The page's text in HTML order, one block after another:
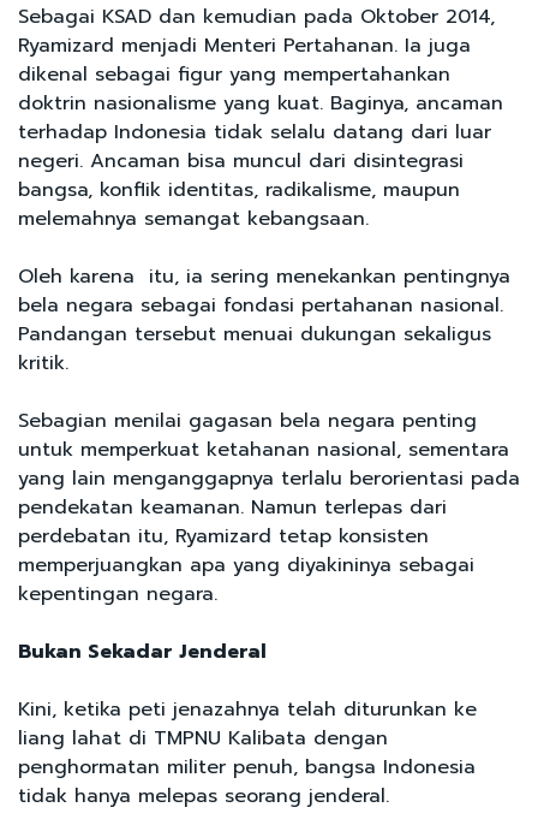
Sebagai KSAD dan kemudian pada Oktober 2014,
Ryamizard menjadi Menteri Pertahanan. Ia juga
dikenal sebagai figur yang mempertahankan
doktrin nasionalisme yang kuat. Baginya, ancaman
terhadap Indonesia tidak selalu datang dari luar
negeri. Ancaman bisa muncul dari disintegrasi
bangsa, konflik identitas, radikalisme, maupun
melemahnya semangat kebangsaan.
Oleh karena itu, ia sering menekankan pentingnya
bela negara sebagai fondasi pertahanan nasional.
Pandangan tersebut menuai dukungan sekaligus
kritik.
Sebagian menilai gagasan bela negara penting
untuk memperkuat ketahanan nasional, sementara
yang lain menganggapnya terlalu berorientasi pada
pendekatan keamanan. Namun terlepas dari
perdebatan itu, Ryamizard tetap konsisten
memperjuangkan apa yang diyakininya sebagai
kepentingan negara.
Bukan Sekadar Jenderal
Kini, ketika peti jenazahnya telah diturunkan ke
liang lahat di TMPNU Kalibata dengan
penghormatan militer penuh, bangsa Indonesia
tidak hanya melepas seorang jenderal.